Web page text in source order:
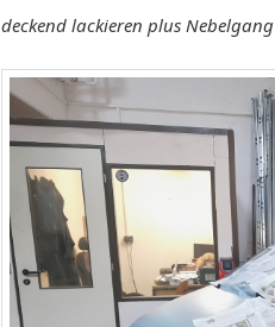
deckend lackieren plus Nebelgang